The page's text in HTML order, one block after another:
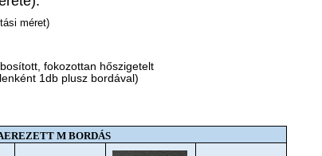
méret)
fokozottan hőszigetelt
1db plusz bordával)
M BORDÁS